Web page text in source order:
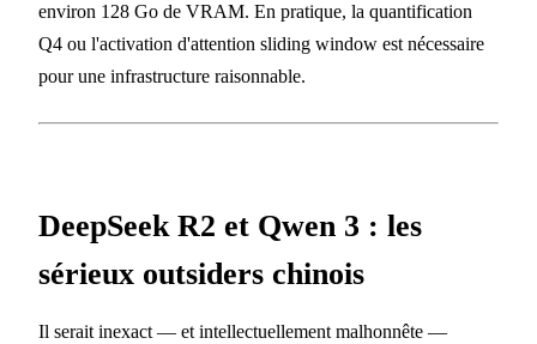
environ 128 Go de VRAM. En pratique, la quantification
Q4 ou l'activation d'attention sliding window est nécessaire
pour une infrastructure raisonnable.
DeepSeek R2 et Qwen 3 : les
sérieux outsiders chinois
Il serait inexact — et intellectuellement malhonnête —